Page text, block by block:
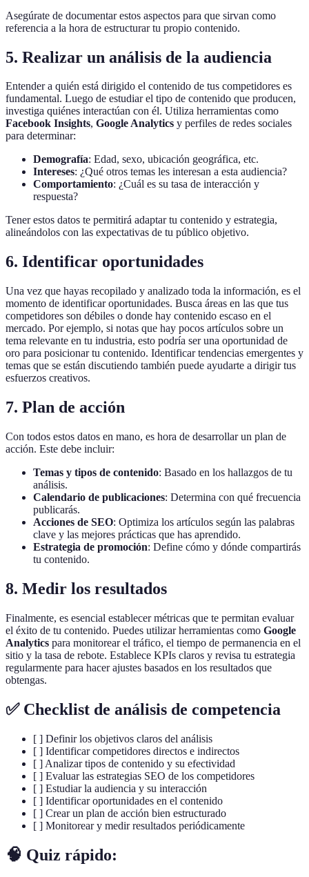
Asegúrate de documentar estos aspectos para que sirvan como
referencia a la hora de estructurar tu propio contenido.
5. Realizar un análisis de la audiencia
Entender a quién está dirigido el contenido de tus competidores es
fundamental. Luego de estudiar el tipo de contenido que producen,
investiga quiénes interactúan con él. Utiliza herramientas como
Facebook Insights, Google Analytics y perfiles de redes sociales
para determinar:
Demografía: Edad, sexo, ubicación geográfica, etc.
Intereses: ¿Qué otros temas les interesan a esta audiencia?
Comportamiento: ¿Cuál es su tasa de interacción y
respuesta?
Tener estos datos te permitirá adaptar tu contenido y estrategia,
alineándolos con las expectativas de tu público objetivo.
6. Identificar oportunidades
Una vez que hayas recopilado y analizado toda la información, es el
momento de identificar oportunidades. Busca áreas en las que tus
competidores son débiles o donde hay contenido escaso en el
mercado. Por ejemplo, si notas que hay pocos artículos sobre un
tema relevante en tu industria, esto podría ser una oportunidad de
oro para posicionar tu contenido. Identificar tendencias emergentes y
temas que se están discutiendo también puede ayudarte a dirigir tus
esfuerzos creativos.
7. Plan de acción
Con todos estos datos en mano, es hora de desarrollar un plan de
acción. Este debe incluir:
Temas y tipos de contenido: Basado en los hallazgos de tu
análisis.
Calendario de publicaciones: Determina con qué frecuencia
publicarás.
Acciones de SEO: Optimiza los artículos según las palabras
clave y las mejores prácticas que has aprendido.
Estrategia de promoción: Define cómo y dónde compartirás
tu contenido.
8. Medir los resultados
Finalmente, es esencial establecer métricas que te permitan evaluar
el éxito de tu contenido. Puedes utilizar herramientas como Google
Analytics para monitorear el tráfico, el tiempo de permanencia en el
sitio y la tasa de rebote. Establece KPIs claros y revisa tu estrategia
regularmente para hacer ajustes basados en los resultados que
obtengas.
✅ Checklist de análisis de competencia
[ ] Definir los objetivos claros del análisis
[ ] Identificar competidores directos e indirectos
[ ] Analizar tipos de contenido y su efectividad
[ ] Evaluar las estrategias SEO de los competidores
[ ] Estudiar la audiencia y su interacción
[ ] Identificar oportunidades en el contenido
[ ] Crear un plan de acción bien estructurado
[ ] Monitorear y medir resultados periódicamente
🧠 Quiz rápido: